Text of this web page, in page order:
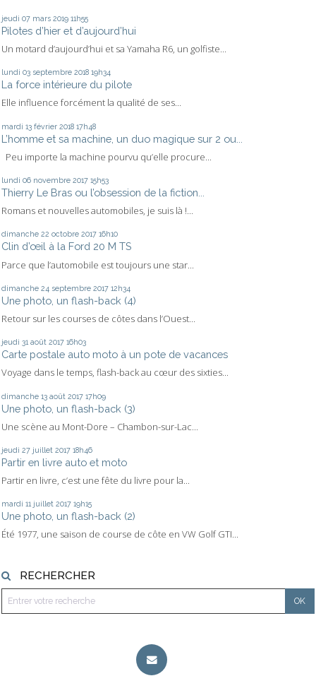
jeudi 07 mars 2019 11h55
Pilotes d’hier et d’aujourd’hui
Un motard d’aujourd’hui et sa Yamaha R6, un golfiste...
lundi 03 septembre 2018 19h34
La force intérieure du pilote
Elle influence forcément la qualité de ses...
mardi 13 février 2018 17h48
L’homme et sa machine, un duo magique sur 2 ou...
Peu importe la machine pourvu qu’elle procure...
lundi 06 novembre 2017 15h53
Thierry Le Bras ou l’obsession de la fiction...
Romans et nouvelles automobiles, je suis là !...
dimanche 22 octobre 2017 16h10
Clin d’œil à la Ford 20 M TS
Parce que l’automobile est toujours une star...
dimanche 24 septembre 2017 12h34
Une photo, un flash-back (4)
Retour sur les courses de côtes dans l’Ouest...
jeudi 31 août 2017 16h03
Carte postale auto moto à un pote de vacances
Voyage dans le temps, flash-back au cœur des sixties...
dimanche 13 août 2017 17h09
Une photo, un flash-back (3)
Une scène au Mont-Dore – Chambon-sur-Lac...
jeudi 27 juillet 2017 18h46
Partir en livre auto et moto
Partir en livre, c’est une fête du livre pour la...
mardi 11 juillet 2017 19h15
Une photo, un flash-back (2)
Été 1977, une saison de course de côte en VW Golf GTI...
RECHERCHER